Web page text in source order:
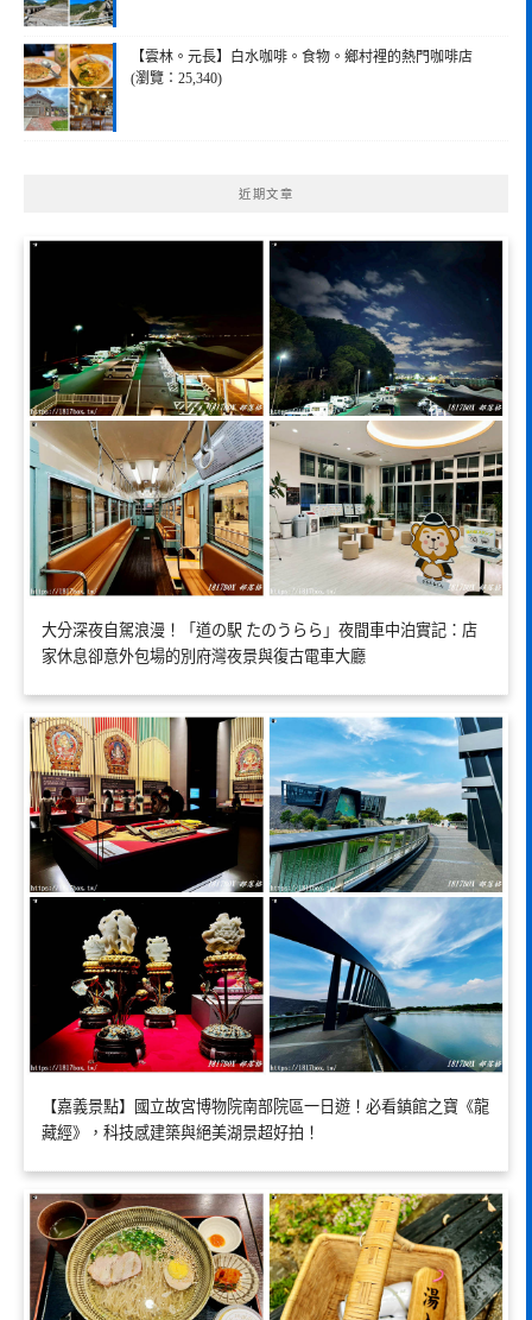
【雲林。元長】白水咖啡。食物。鄉村裡的熱門咖啡店
(瀏覽：25,340)
近期文章
大分深夜自駕浪漫！「道の駅 たのうらら」夜間車中泊實記：店
家休息卻意外包場的別府灣夜景與復古電車大廳
【嘉義景點】國立故宮博物院南部院區一日遊！必看鎮館之寶《龍
藏經》，科技感建築與絕美湖景超好拍！